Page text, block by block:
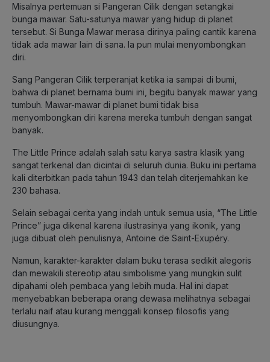
Misalnya pertemuan si Pangeran Cilik dengan setangkai
bunga mawar. Satu-satunya mawar yang hidup di planet
tersebut. Si Bunga Mawar merasa dirinya paling cantik karena
tidak ada mawar lain di sana. Ia pun mulai menyombongkan
diri.
Sang Pangeran Cilik terperanjat ketika ia sampai di bumi,
bahwa di planet bernama bumi ini, begitu banyak mawar yang
tumbuh. Mawar-mawar di planet bumi tidak bisa
menyombongkan diri karena mereka tumbuh dengan sangat
banyak.
The Little Prince adalah salah satu karya sastra klasik yang
sangat terkenal dan dicintai di seluruh dunia. Buku ini pertama
kali diterbitkan pada tahun 1943 dan telah diterjemahkan ke
230 bahasa.
Selain sebagai cerita yang indah untuk semua usia, “The Little
Prince” juga dikenal karena ilustrasinya yang ikonik, yang
juga dibuat oleh penulisnya, Antoine de Saint-Exupéry.
Namun, karakter-karakter dalam buku terasa sedikit alegoris
dan mewakili stereotip atau simbolisme yang mungkin sulit
dipahami oleh pembaca yang lebih muda. Hal ini dapat
menyebabkan beberapa orang dewasa melihatnya sebagai
terlalu naif atau kurang menggali konsep filosofis yang
diusungnya.